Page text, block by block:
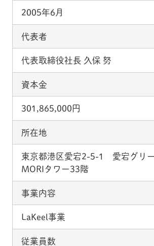
2005年6月
代表者
代表取締役社⾧ 久保 努
資本金
301,865,000円
所在地
東京都港区愛宕2-5-1 愛宕グリ
MORIタワー33階
事業内容
LaKeel事業
従業員数